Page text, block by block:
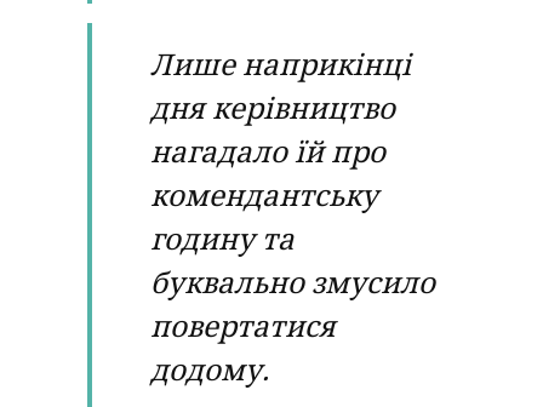
Лише наприкінці
дня керівництво
нагадало їй про
комендантську
годину та
буквально змусило
повертатися
додому.